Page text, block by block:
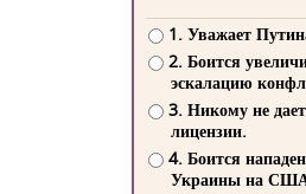
1. Уважает
2. Боится
эскалацию
3. Никому не
лицензии.
4. Боится
Украины на